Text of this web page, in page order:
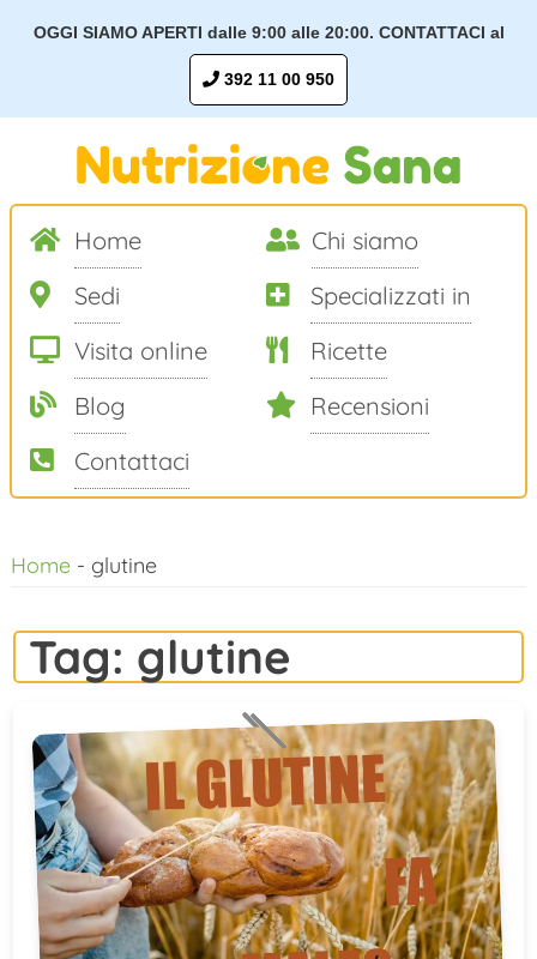
OGGI SIAMO APERTI dalle 9:00 alle 20:00. CONTATTACI al
392 11 00 950
Home
Chi siamo
Sedi
Specializzati in
Visita online
Ricette
Blog
Recensioni
Contattaci
alHome- glutine
Tag: glutine